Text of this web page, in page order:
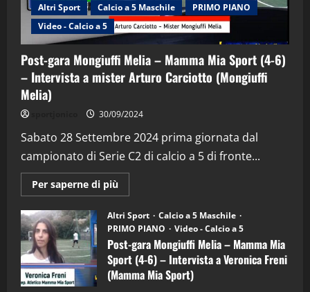
Altri Sport Calcio a 5 Maschile
PRIMO PIANO
Video - Calcio a 5
Post-gara Mongiuffi Melia – Mamma Mia Sport (4-6)
– Intervista a mister Arturo Carciotto (Mongiuffi
Melia)
30/09/2024
Sabato 28 Settembre 2024 prima giornata dal
campionato di Serie C2 di calcio a 5 di fronte...
Per saperne di più
informazioni
Post-
gara
Mongiuffi
Melia
–
Mamma
Mia
Sport
Altri Sport
Calcio a 5 Maschile
PRIMO PIANO
Video - Calcio a 5
Post-gara Mongiuffi Melia – Mamma Mia
Sport (4-6) – Intervista a Veronica Freni
(Mamma Mia Sport)
2
“SportEmpire” in Podcast: 29^ Puntata
(Martedi 28 Aprile 2026)
28/04/2026
3
"SportEmpire" in Podcast
“SportEmpire” in Podcast: 28^ Puntata
(Martedi 21 Aprile 2026)
21/04/2026